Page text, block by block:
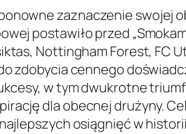
zaznaczenie swojej
postawiło przed
Nottingham Forest, FC
zdobycia cennego
w tym dwukrotne
dla obecnej drużyny.
osiągnięć w